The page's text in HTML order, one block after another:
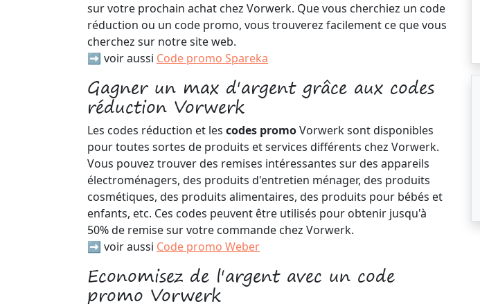
sur votre prochain achat chez Vorwerk. Que vous cherchiez un code
réduction ou un code promo, vous trouverez facilement ce que vous
cherchez sur notre site web.
➡️ voir aussi Code promo Spareka
Gagner un max d'argent grâce aux codes
réduction Vorwerk
Les codes réduction et les codes promoVorwerk sont disponibles
pour toutes sortes de produits et services différents chez Vorwerk.
Vous pouvez trouver des remises intéressantes sur des appareils
électroménagers, des produits d'entretien ménager, des produits
cosmétiques, des produits alimentaires, des produits pour bébés et
enfants, etc. Ces codes peuvent être utilisés pour obtenir jusqu'à
50% de remise sur votre commande chez Vorwerk.
➡️ voir aussi Code promo Weber
Economisez de l'argent avec un code
promo Vorwerk